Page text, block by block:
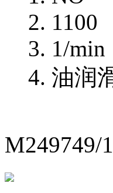
1100
1/min
油润
M249749/